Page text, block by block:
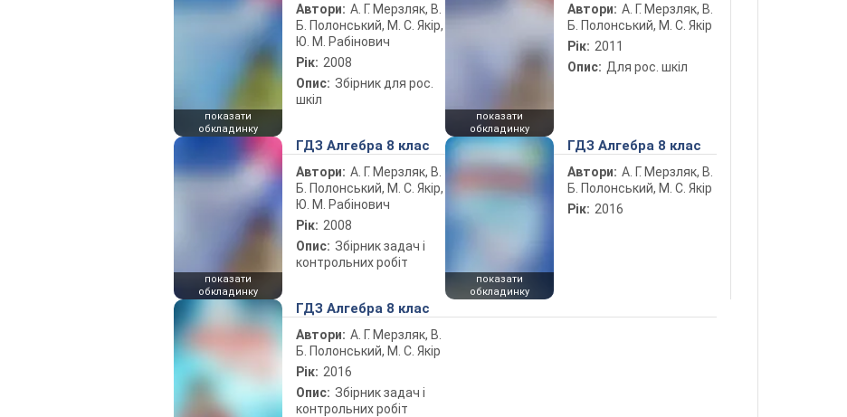
показати
обкладинку
Автори: А. Г. Мерзляк, В.
Б. Полонський, М. С. Якір,
Ю. М. Рабінович
Рік: 2008
Опис: Збірник для рос.
шкіл
показати
обкладинку
Автори: А. Г. Мерзляк, В.
Б. Полонський, М. С. Якір
Рік: 2011
Опис: Для рос. шкіл
показати
обкладинку
ГДЗ Алгебра 8 клас
Автори: А. Г. Мерзляк, В.
Б. Полонський, М. С. Якір,
Ю. М. Рабінович
Рік: 2008
Опис: Збірник задач і
контрольних робіт
показати
обкладинку
ГДЗ Алгебра 8 клас
Автори: А. Г. Мерзляк, В.
Б. Полонський, М. С. Якір
Рік: 2016
ГДЗ Алгебра 8 клас
Автори: А. Г. Мерзляк, В.
Б. Полонський, М. С. Якір
Рік: 2016
Опис: Збірник задач і
контрольних робіт